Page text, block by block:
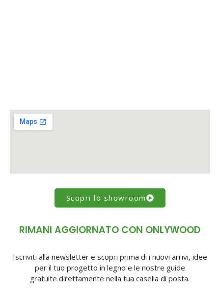
Scopri lo showroom
RIMANI AGGIORNATO CON ONLYWOOD
Iscriviti alla newsletter e scopri prima di i nuovi arrivi, idee
per il tuo progetto in legno e le nostre guide
gratuite direttamente nella tua casella di posta.